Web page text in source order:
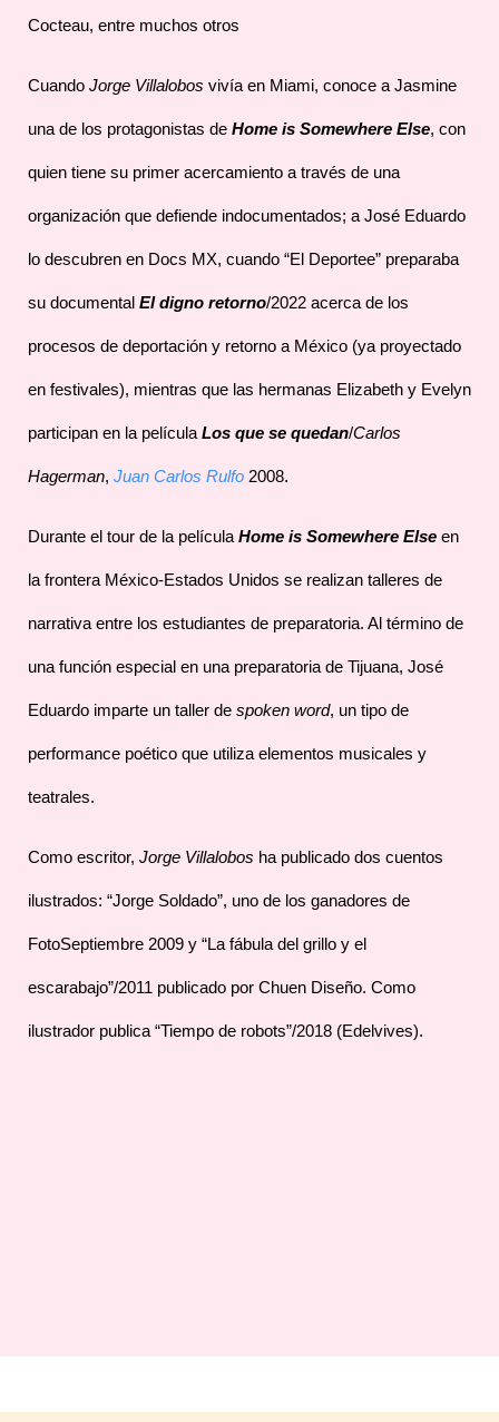
Cocteau, entre muchos otros
Cuando Jorge Villalobos vivía en Miami, conoce a Jasmine
una de los protagonistas de Home is Somewhere Else, con
quien tiene su primer acercamiento a través de una
organización que defiende indocumentados; a José Eduardo
lo descubren en Docs MX, cuando “El Deportee” preparaba
su documental El digno retorno/2022 acerca de los
procesos de deportación y retorno a México (ya proyectado
en festivales), mientras que las hermanas Elizabeth y Evelyn
participan en la película Los que se quedan/Carlos
Hagerman, Juan Carlos Rulfo 2008.
Durante el tour de la película Home is Somewhere Else en
la frontera México-Estados Unidos se realizan talleres de
narrativa entre los estudiantes de preparatoria. Al término de
una función especial en una preparatoria de Tijuana, José
Eduardo imparte un taller de spoken word, un tipo de
performance poético que utiliza elementos musicales y
teatrales.
Como escritor, Jorge Villalobos ha publicado dos cuentos
ilustrados: “Jorge Soldado”, uno de los ganadores de
FotoSeptiembre 2009 y “La fábula del grillo y el
escarabajo”/2011 publicado por Chuen Diseño. Como
ilustrador publica “Tiempo de robots”/2018 (Edelvives).